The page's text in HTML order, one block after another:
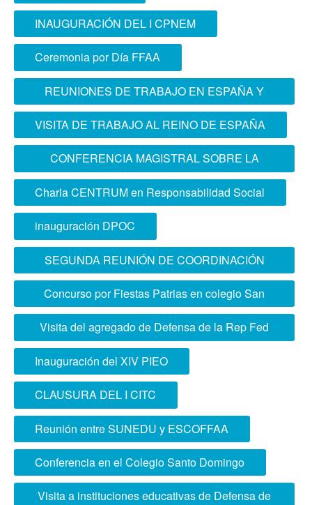
ESCUELA SUPERIOR CONJUNTA DE LAS
FUERZAS ARMADAS”
INAUGURACIÓN DEL I CPNEM
Ceremonia por Día FFAA
REUNIONES DE TRABAJO EN ESPAÑA Y
FRANCIA
VISITA DE TRABAJO AL REINO DE ESPAÑA
CONFERENCIA MAGISTRAL SOBRE LA
ACCIÓN CONJUNTA EN LAS FUERZAS
ARMADAS
Charla CENTRUM en Responsabilidad Social
inauguración DPOC
SEGUNDA REUNIÓN DE COORDINACIÓN
ACADÉMICA
Concurso por Fiestas Patrias en colegio San
José de Cluny
Visita del agregado de Defensa de la Rep Fed
Alemania
Inauguración del XIV PIEO
CLAUSURA DEL I CITC
Reunión entre SUNEDU y ESCOFFAA
Conferencia en el Colegio Santo Domingo
Visita a instituciones educativas de Defensa de